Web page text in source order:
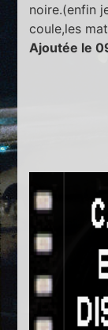
noire.(enfin
coule,les
Ajoutée le